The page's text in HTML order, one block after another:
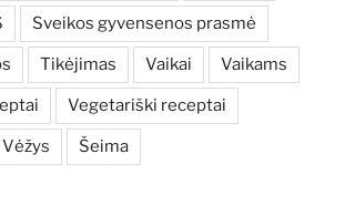
Sveikos gyvensenos prasmė
Tikėjimas Vaikai Vaikams
Vegetariški receptai
Vėžys Šeima